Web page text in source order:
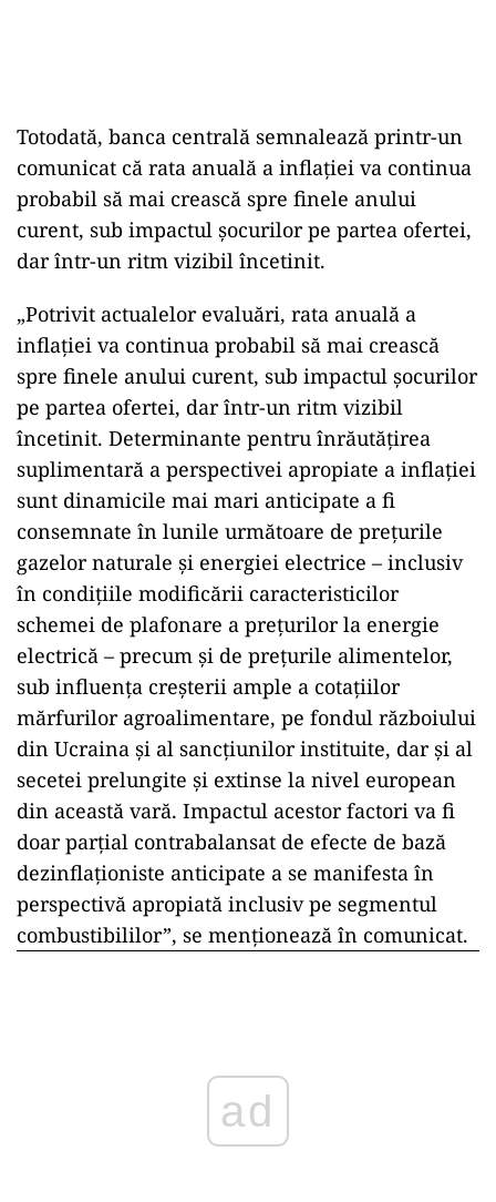
Totodată, banca centrală semnalează printr-un
comunicat că rata anuală a inflaţiei va continua
probabil să mai crească spre finele anului
curent, sub impactul şocurilor pe partea ofertei,
dar într-un ritm vizibil încetinit.
„Potrivit actualelor evaluări, rata anuală a
inflaţiei va continua probabil să mai crească
spre finele anului curent, sub impactul şocurilor
pe partea ofertei, dar într-un ritm vizibil
încetinit. Determinante pentru înrăutăţirea
suplimentară a perspectivei apropiate a inflaţiei
sunt dinamicile mai mari anticipate a fi
consemnate în lunile următoare de preţurile
gazelor naturale şi energiei electrice – inclusiv
în condiţiile modificării caracteristicilor
schemei de plafonare a preţurilor la energie
electrică – precum şi de preţurile alimentelor,
sub influenţa creşterii ample a cotaţiilor
mărfurilor agroalimentare, pe fondul războiului
din Ucraina şi al sancţiunilor instituite, dar şi al
secetei prelungite şi extinse la nivel european
din această vară. Impactul acestor factori va fi
doar parţial contrabalansat de efecte de bază
dezinflaţioniste anticipate a se manifesta în
perspectivă apropiată inclusiv pe segmentul
combustibililor”, se menţionează în comunicat.
ad